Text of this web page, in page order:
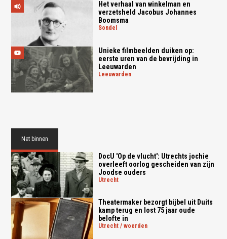
Het verhaal van winkelman en
verzetsheld Jacobus Johannes
Boomsma
sondel
Unieke filmbeelden duiken op:
eerste uren van de bevrijding in
Leeuwarden
leeuwarden
Net binnen
DocU 'Op de vlucht': Utrechts jochie
overleeft oorlog gescheiden van zijn
Joodse ouders
utrecht
Theatermaker bezorgt bijbel uit Duits
kamp terug en lost 75 jaar oude
belofte in
utrecht / woerden